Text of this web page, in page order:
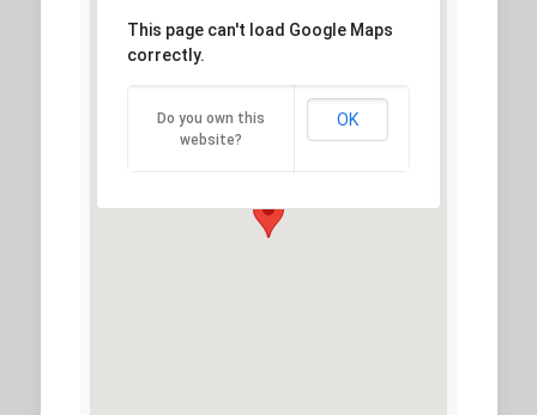
This page can't load Google Maps
correctly.
Do you own this
website?
OK